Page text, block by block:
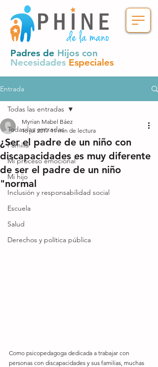
Padres de Hijos con
Necesidades Especiales
Entrada
Todas las entradas
Familia
Mi proceso emocional
Mi hijo
Inclusión y responsabilidad social
Escuela
Salud
Derechos y política pública
Todas las entradas
¿Ser el padre de un niño con
discapacidades es muy diferente
de ser el padre de un niño
"normal
Myrian Mabel Báez
18 jul 2017 11 min de lectura
Como psicopedagoga dedicada a trabajar con
personas con discapacidades y sus familias, muchas